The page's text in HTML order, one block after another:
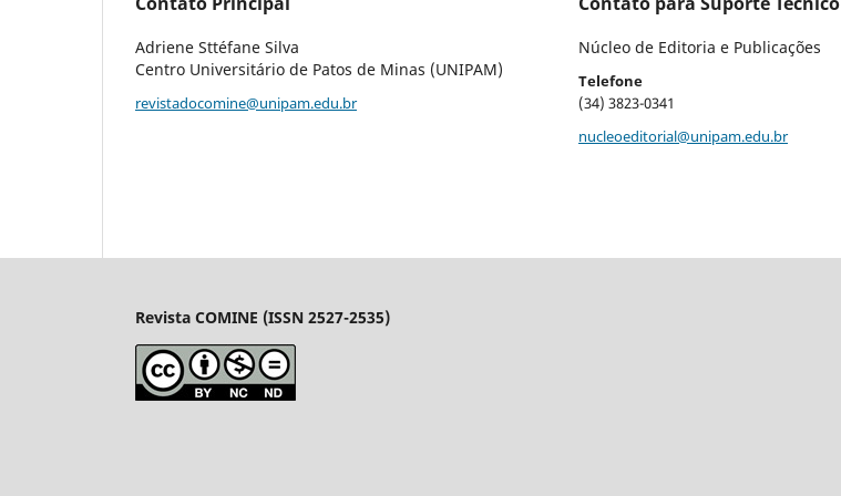
Adriene Sttéfane Silva
Centro Universitário de Patos de Minas (UNIPAM)
revistadocomine@unipam.edu.br
Núcleo de Editoria e Publicações
Telefone
(34) 3823-0341
nucleoeditorial@unipam.edu.br
Revista COMINE (ISSN 2527-2535)